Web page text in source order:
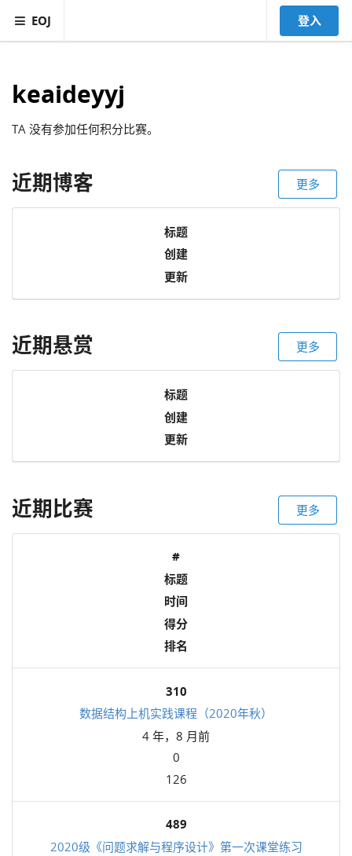
EOJ 登入
keaideyyj
TA 没有参加任何积分比赛。
近期博客 更多
标题
创建
更新
近期悬赏 更多
标题
创建
更新
近期比赛 更多
#
标题
时间
得分
排名
310
数据结构上机实践课程（2020年秋）
4 年，8 月前
0
126
489
2020级《问题求解与程序设计》第一次课堂练习